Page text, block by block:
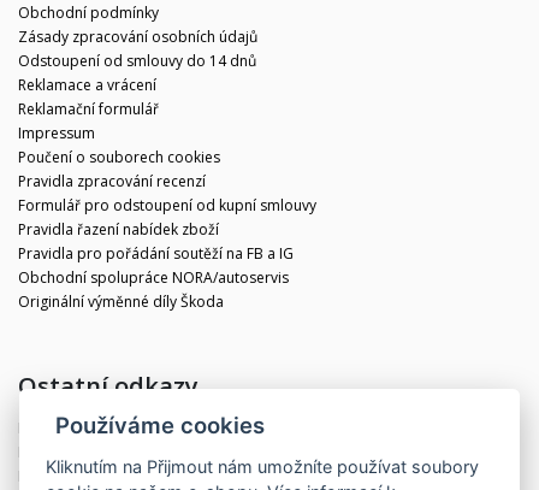
Obchodní podmínky
Zásady zpracování osobních údajů
Odstoupení od smlouvy do 14 dnů
Reklamace a vrácení
Reklamační formulář
Impressum
Poučení o souborech cookies
Pravidla zpracování recenzí
Formulář pro odstoupení od kupní smlouvy
Pravidla řazení nabídek zboží
Pravidla pro pořádání soutěží na FB a IG
Obchodní spolupráce NORA/autoservis
Originální výměnné díly Škoda
Ostatní odkazy
Blog
Partneři
Používáme cookies
Kliknutím na Přijmout nám umožníte používat soubory